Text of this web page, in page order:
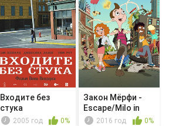
Входите без
стука
2005 год 0%
Закон Мёрфи -
Escape/Milo in
Space2016 год 0%